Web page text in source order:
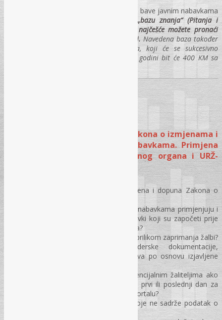
Također, za sve one koji se svakodnevno bave javnim nabavkama
nudimo Vam pretplatu na elektronsku „bazu znanja“ (Pitanja i
odgovori iz oblasti javnih nabavki) gdje najčešće možete pronaći
odgovore na Vaše dileme iz javnih nabavki.Navedena baza također
sadrži i Rješenja URŽ-a po tematikama, koji će se sukcesivno
dopunjavati. Godišnja pretplata U 2025. godini bit će 400 KM sa
MODUL I – Praktična primjena Zakona o izmjenama i
dopunama Zakona o javnim nabavkama. Primjena
žalbenog postupka kod ugovornog organa i URŽ-
Kada počinje primjena novih izmjena i dopuna Zakona o
Da li se izmjene Zakona o javnim nabavkama primjenjuju i
na započete postupke javnih nabavki koji su započeti prije
stupanja na snagu izmjena i dopuna?
Koje obaveze ima Ugovorni organ prilikom zaprimanja žalbi?
Rokovi kod preuzimanja tenderske dokumentacije,
izjavljivanja žalbe i uplata sredstava po osnovu izjavljene
Da li je skraćen rok za žalbu potencijalnim žaliteljima ako
preuzmu tendersku dokumentaciju prvi ili poslednji dan za
preuzimanje TD nakon objave na portalu?
Da li se uopće razmatraju žalbe koje ne sadrže podatak o